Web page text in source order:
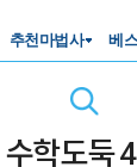
추천마법사 베
학도둑